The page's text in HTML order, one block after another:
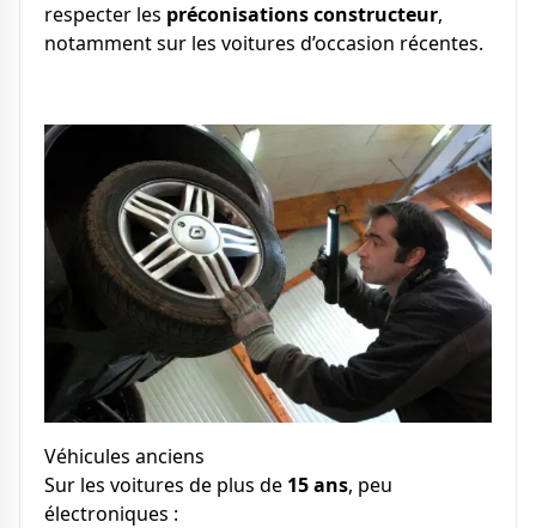
respecter les préconisations constructeur,
notamment sur les voitures d’occasion récentes.
Véhicules anciens
Sur les voitures de plus de 15 ans, peu
électroniques :